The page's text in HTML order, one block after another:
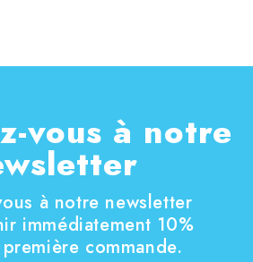
vous à notre
à notre newsletter
immédiatement 10%
commande.